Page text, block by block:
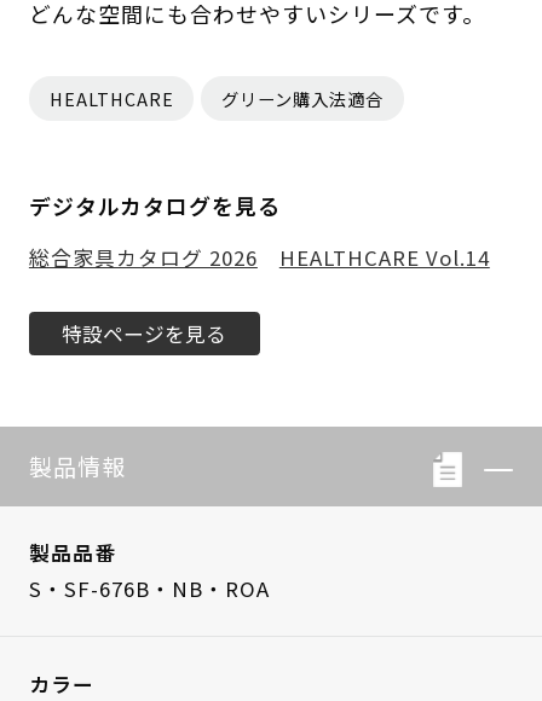
どんな空間にも合わせやすいシリーズです。
HEALTHCARE グリーン購入法適合
デジタルカタログを見る
総合家具カタログ 2026 HEALTHCARE Vol.14
特設ページを見る
製品情報
製品品番
S・SF-676B・NB・ROA
カラー